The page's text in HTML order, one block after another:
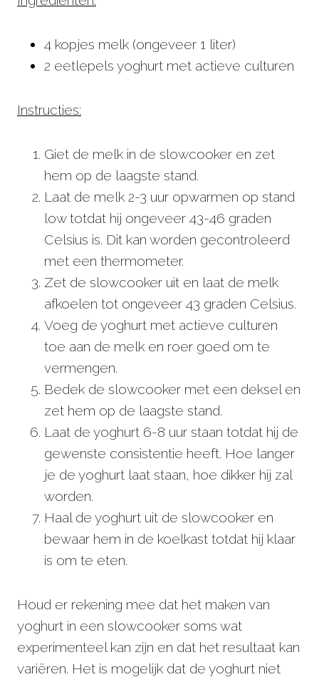
4 kopjes melk (ongeveer 1 liter)
2 eetlepels yoghurt met actieve culturen
Instructies:
Giet de melk in de slowcooker en zet
hem op de laagste stand.
Laat de melk 2-3 uur opwarmen op stand
low totdat hij ongeveer 43-46 graden
Celsius is. Dit kan worden gecontroleerd
met een thermometer.
Zet de slowcooker uit en laat de melk
afkoelen tot ongeveer 43 graden Celsius.
Voeg de yoghurt met actieve culturen
toe aan de melk en roer goed om te
vermengen.
Bedek de slowcooker met een deksel en
zet hem op de laagste stand.
Laat de yoghurt 6-8 uur staan totdat hij de
gewenste consistentie heeft. Hoe langer
je de yoghurt laat staan, hoe dikker hij zal
worden.
Haal de yoghurt uit de slowcooker en
bewaar hem in de koelkast totdat hij klaar
is om te eten.
Houd er rekening mee dat het maken van
yoghurt in een slowcooker soms wat
experimenteel kan zijn en dat het resultaat kan
variëren. Het is mogelijk dat de yoghurt niet